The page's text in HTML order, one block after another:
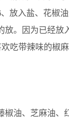
放入盐、花椒
。因为已经放
吃带辣味的椒
油、芝麻油、